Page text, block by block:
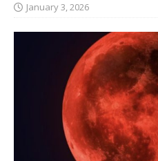
January 3, 2026